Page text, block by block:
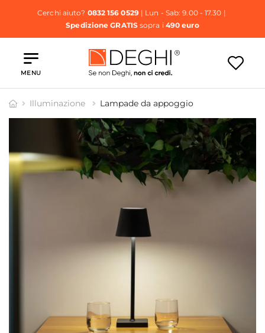
Cerchi aiuto? 0832 156 0529| Lun - Sab: 9.00 - 17.30 |
Spedizione GRATISsopra i 490 euro
MENU
Illuminazione Lampade da appoggio